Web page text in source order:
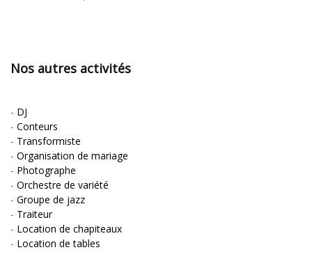
Nos autres activités
- DJ
- Conteurs
- Transformiste
- Organisation de mariage
- Photographe
- Orchestre de variété
- Groupe de jazz
- Traiteur
- Location de chapiteaux
- Location de tables